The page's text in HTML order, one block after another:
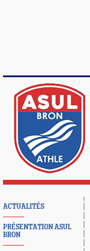
ACTUALITÉS
PRÉSENTATION ASUL
BRON